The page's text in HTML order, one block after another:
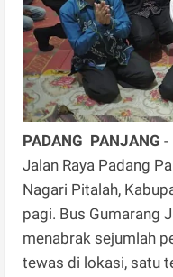
PADANG PANJANG -
Jalan Raya Padang
Nagari Pitalah,
pagi. Bus Gumarang
menabrak sejumlah
tewas di lokasi, satu